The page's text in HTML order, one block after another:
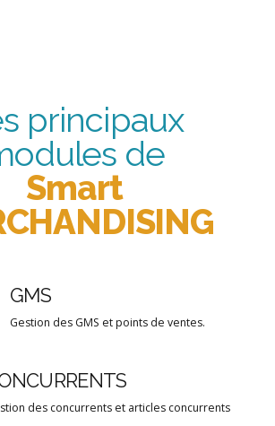
principaux
de
Smart
GMS
Gestion des GMS et points de ventes.
des concurrents et articles concurrents